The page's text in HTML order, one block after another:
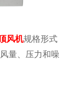
风机规格形式
量、压力和噪